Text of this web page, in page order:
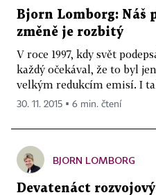
Bjorn Lomborg:
změně je rozbitý
V roce 1997, kdy svět
každý očekával, že to byl
velkým redukcím emisí. I
30. 11. 2015 ▪ 6 min. čtení
BJORN LOMBORG
Devatenáct